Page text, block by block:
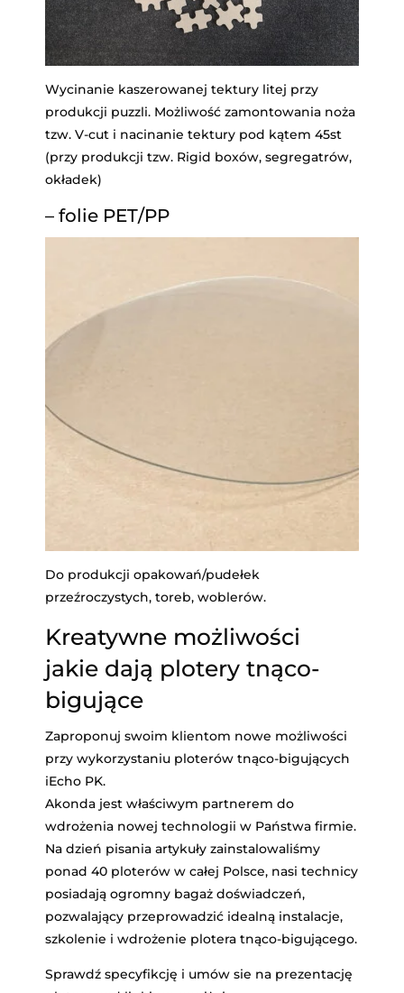
Wycinanie kaszerowanej tektury litej przy
produkcji puzzli. Możliwość zamontowania noża
tzw. V-cut i nacinanie tektury pod kątem 45st
(przy produkcji tzw. Rigid boxów, segregatrów,
okładek)
– folie PET/PP
Do produkcji opakowań/pudełek
przeźroczystych, toreb, woblerów.
Kreatywne możliwości
jakie dają plotery tnąco-
bigujące
Zaproponuj swoim klientom nowe możliwości
przy wykorzystaniu ploterów tnąco-bigujących
iEcho PK.
Akonda jest właściwym partnerem do
wdrożenia nowej technologii w Państwa firmie.
Na dzień pisania artykuły zainstalowaliśmy
ponad 40 ploterów w całej Polsce, nasi technicy
posiadają ogromny bagaż doświadczeń,
pozwalający przeprowadzić idealną instalacje,
szkolenie i wdrożenie plotera tnąco-bigującego.
Sprawdź specyfikcję i umów sie na prezentację